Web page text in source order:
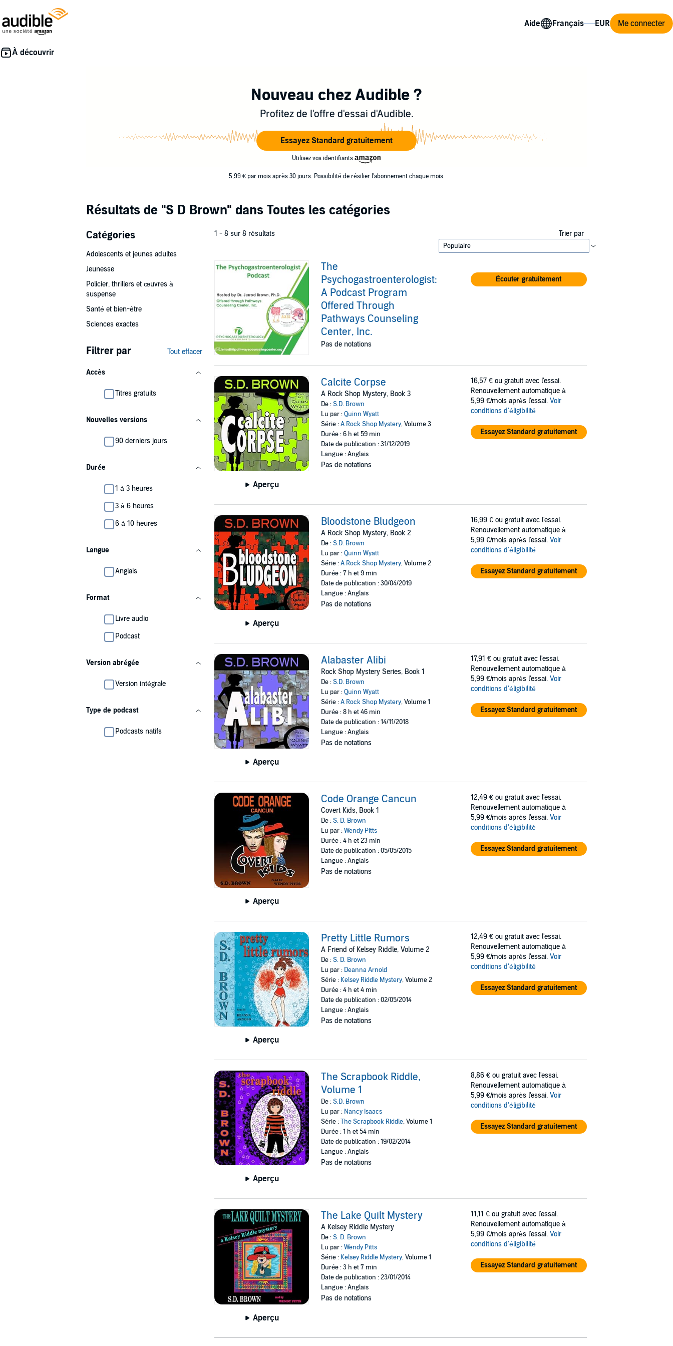
Aide Me connecter
Nouveau chez Audible ?
Profitez de l'offre d'essai d'Audible.
Essayez Standard gratuitement
Utilisez vos identifiants
5,99 € par mois après 30 jours. Possibilité de résilier l'abonnement chaque mois.
Résultats de "S D Brown" dans Toutes les catégories
Catégories
Adolescents et jeunes adultes
Jeunesse
Policier, thrillers et œuvres à
suspense
Santé et bien-être
Sciences exactes
Filtrer par Tout effacer
Accès
Titres gratuits
Nouvelles versions
90 derniers jours
Durée
1 à 3 heures
3 à 6 heures
6 à 10 heures
Langue
Anglais
Format
Livre audio
Podcast
Version abrégée
Version intégrale
Type de podcast
Podcasts natifs
1 - 8 sur 8 résultats Trier par
The
Psychogastroenterologist:
A Podcast Program
Offered Through
Pathways Counseling
Center, Inc.
Pas de notations
Écouter gratuitement
Aperçu
Calcite Corpse
A Rock Shop Mystery, Book 3
De :S.D. Brown
Lu par :Quinn Wyatt
Série :A Rock Shop Mystery, Volume 3
Durée : 6 h et 59 min
Date de publication : 31/12/2019
Langue : Anglais
Pas de notations
16,57 € ou gratuit avec l'essai.
Renouvellement automatique à
5,99 €/mois après l'essai. Voir
conditions d'éligibilité
Essayez Standard gratuitement
Aperçu
Bloodstone Bludgeon
A Rock Shop Mystery, Book 2
De :S.D. Brown
Lu par :Quinn Wyatt
Série :A Rock Shop Mystery, Volume 2
Durée : 7 h et 9 min
Date de publication : 30/04/2019
Langue : Anglais
Pas de notations
16,99 € ou gratuit avec l'essai.
Renouvellement automatique à
5,99 €/mois après l'essai. Voir
conditions d'éligibilité
Essayez Standard gratuitement
Aperçu
Alabaster Alibi
Rock Shop Mystery Series, Book 1
De :S.D. Brown
Lu par :Quinn Wyatt
Série :A Rock Shop Mystery, Volume 1
Durée : 8 h et 46 min
Date de publication : 14/11/2018
Langue : Anglais
Pas de notations
17,91 € ou gratuit avec l'essai.
Renouvellement automatique à
5,99 €/mois après l'essai. Voir
conditions d'éligibilité
Essayez Standard gratuitement
Aperçu
Code Orange Cancun
Covert Kids, Book 1
De :S. D. Brown
Lu par :Wendy Pitts
Durée : 4 h et 23 min
Date de publication : 05/05/2015
Langue : Anglais
Pas de notations
12,49 € ou gratuit avec l'essai.
Renouvellement automatique à
5,99 €/mois après l'essai. Voir
conditions d'éligibilité
Essayez Standard gratuitement
Aperçu
Pretty Little Rumors
A Friend of Kelsey Riddle, Volume 2
De :S. D. Brown
Lu par : Deanna Arnold
Série : Kelsey Riddle Mystery, Volume 2
Durée : 4 h et 4 min
Date de publication : 02/05/2014
Langue : Anglais
Pas de notations
12,49 € ou gratuit avec l'essai.
Renouvellement automatique à
5,99 €/mois après l'essai. Voir
conditions d'éligibilité
Essayez Standard gratuitement
Aperçu
The Scrapbook Riddle,
Volume 1
De :S.D. Brown
Lu par : Nancy Isaacs
Série :The Scrapbook Riddle, Volume 1
Durée : 1 h et 54 min
Date de publication : 19/02/2014
Langue : Anglais
Pas de notations
8,86 € ou gratuit avec l'essai.
Renouvellement automatique à
5,99 €/mois après l'essai. Voir
conditions d'éligibilité
Essayez Standard gratuitement
Aperçu
The Lake Quilt Mystery
A Kelsey Riddle Mystery
De :S. D. Brown
Lu par :Wendy Pitts
Série : Kelsey Riddle Mystery, Volume 1
Durée : 3 h et 7 min
Date de publication : 23/01/2014
Langue : Anglais
Pas de notations
11,11 € ou gratuit avec l'essai.
Renouvellement automatique à
5,99 €/mois après l'essai. Voir
conditions d'éligibilité
Essayez Standard gratuitement